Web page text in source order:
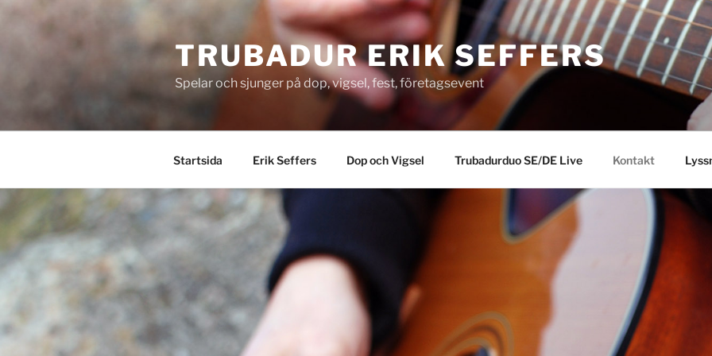
Skip
TRUBADUR ERIK SEFFERS
Spelar och sjunger på dop, vigsel, fest, företagsevent
Startsida Erik Seffers Dop och Vigsel Trubadurduo SE/DE Live Kontakt